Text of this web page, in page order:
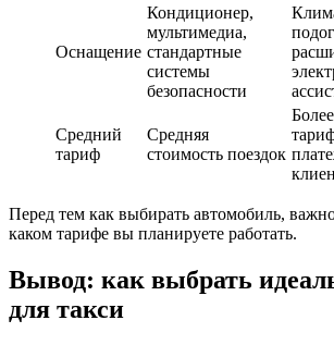
Оснащение
Кондиционер,
мультимедиа,
стандартные
системы
безопасности
Средний
тариф
Средняя
стоимость поездок
Перед тем как выбирать автомобиль,
каком тарифе вы планируете работать.
Вывод: как выбрать
для такси